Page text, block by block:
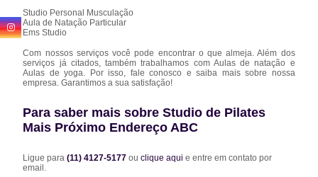
Studio Personal Musculação
Aula de Natação Particular
Ems Studio
Com nossos serviços você pode encontrar o que almeja. Além dos
serviços já citados, também trabalhamos com Aulas de natação e
Aulas de yoga. Por isso, fale conosco e saiba mais sobre nossa
empresa. Garantimos a sua satisfação!
Para saber mais sobre Studio de Pilates
Mais Próximo Endereço ABC
Ligue para(11) 4127-5177ouclique aqui e entre em contato por
email.